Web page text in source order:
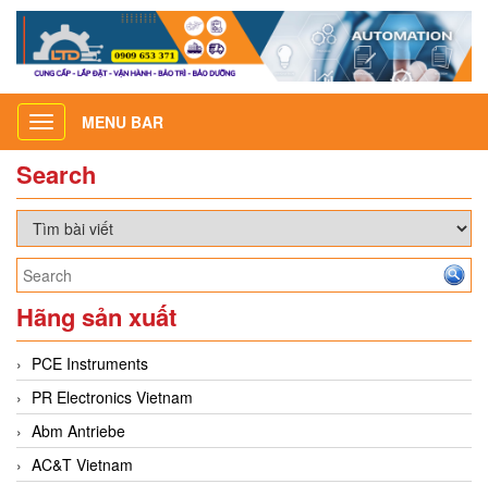
Toggle
navigation
MENU BAR
Search
Hãng sản xuất
PCE Instruments
PR Electronics Vietnam
Abm Antriebe
AC&T Vietnam